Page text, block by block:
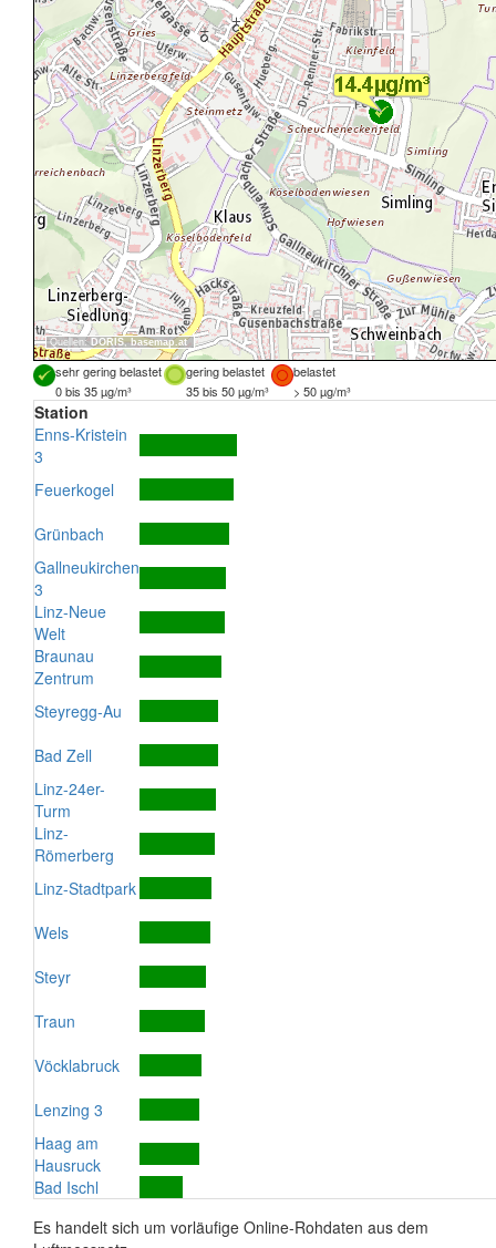
Quellen: DORIS, basemap.at
sehr gering belastet gering belastet
belastet
0 bis 35 µg/m³
35 bis 50 µg/m³ > 50 µg/m³
Station
Enns-Kristein
3
Feuerkogel
Grünbach
Gallneukirchen
3
Linz-Neue
Welt
Braunau
Zentrum
Steyregg-Au
Bad Zell
Linz-24er-
Turm
Linz-
Römerberg
Linz-Stadtpark
Wels
Steyr
Traun
Vöcklabruck
Lenzing 3
Haag am
Hausruck
Bad Ischl
Es handelt sich um vorläufige Online-Rohdaten aus dem